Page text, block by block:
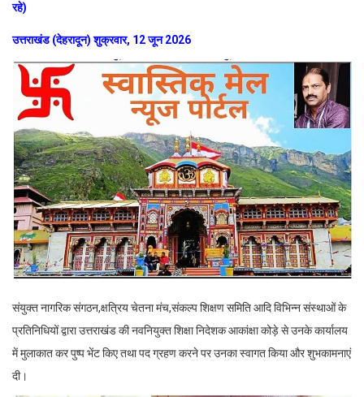
रहे)
उत्तराखंड (देहरादून) शुक्रवार, 12 जून 2026
संयुक्त नागरिक संगठन,क्षत्रिय चेतना मंच,संकल्प शिक्षण समिति आदि विभिन्न संस्थाओं के
प्रतिनिधियों द्वारा उत्तराखंड की नवनियुक्त शिक्षा निदेशक आकांक्षा कोड़े से उनके कार्यालय
में मुलाकात कर पुष्प भेंट किए तथा पद ग्रहण करने पर उनका स्वागत किया और शुभकामनाएं
दी।